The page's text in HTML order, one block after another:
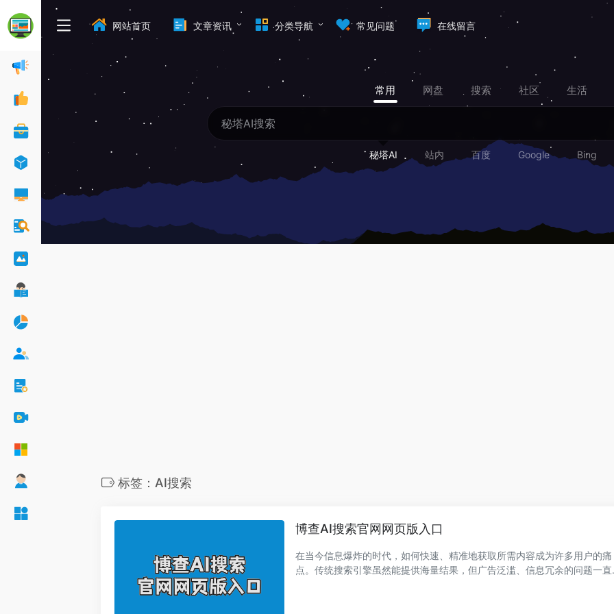
网站首页 文章资讯 分类导航 常见问题 在线留言
常用 网盘 搜索 社区 生活
秘塔AI 站内 百度 Google Bing
标签：AI搜索
博查AI搜索官网网页版入口
在当今信息爆炸的时代，如何快速、精准地获取所需内容成为许多用户的痛
点。传统搜索引擎虽然能提供海量结果，但广告泛滥、信息冗余的问题一